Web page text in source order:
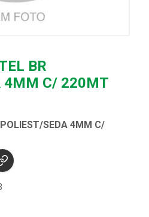
BR
4MM C/ 220MT
SEDA 4MM C/